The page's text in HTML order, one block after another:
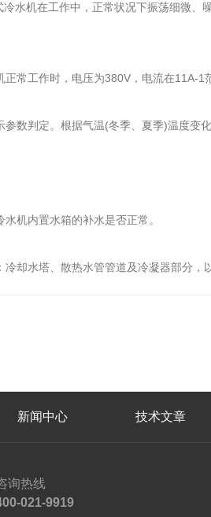
水机在工作中，正常状况下振荡细微、噪
常工作时，电压为380V，电流在11A-1
数判定。根据气温(冬季、夏季)温度变
机内置水箱的补水是否正常。
却水塔、散热水管管道及冷凝器部分，
新闻中心 技术文章
询热线
021-9919